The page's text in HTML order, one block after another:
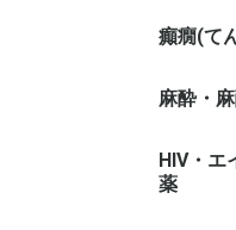
癲癇(て
麻酔・
HIV・エ
薬